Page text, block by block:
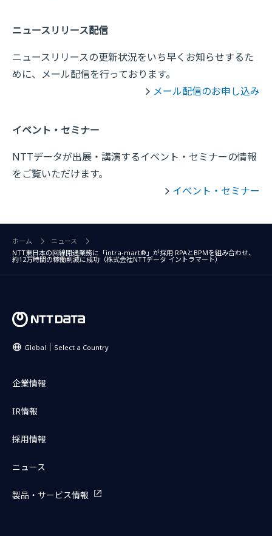
ニュースリリース配信
ニュースリリースの更新状況をいち早くお知らせするた
めに、メール配信を行っております。
メール配信のお申し込み
イベント・セミナー
NTTデータが出展・講演するイベント・セミナーの情報
をご覧いただけます。
イベント・セミナー
ホーム
ニュース
NTT東日本の回線開通業務に「intra-mart®」が採用 RPAとBPMを組み合わせ、
約12万時間の稼働削減に成功（株式会社NTTデータ イントラマート）
Global Select a Country
企業情報
IR情報
採用情報
ニュース
製品・サービス情報